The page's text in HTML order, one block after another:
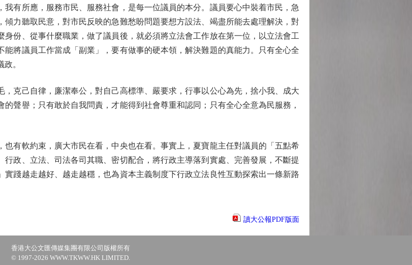
有所應，服務市民、服務社會，是每一位議員的本分。議員要心中裝着市民，急
力聽取民意，對市民反映的急難愁盼問題要想方設法、竭盡所能去處理解決，對
份、從事什麼職業，做了議員後，就必須將立法會工作放在第一位，以立法會工
將議員工作當成「副業」，要有做事的硬本領，解決難題的真能力。只有全心全
。
克己自律，廉潔奉公，對自己高標準、嚴要求，行事以公心為先，捨小我、成大
聲譽；只有敢於自我問責，才能得到社會尊重和認同；只有全心全意為民服務，
有軟約束，廣大市民在看，中央也在看。事實上，夏寶龍主任對議員的「五點希
政、立法、司法各司其職、密切配合，將行政主導落到實處、完善發展，不斷提
實踐越走越好、越走越穩，也為資本主義制度下行政立法良性互動探索出一條新路
讀大公報PDF版面
香港大公文匯傳媒集團有限公司版權所有
© 1997-2026 WWW.TKWW.HK LIMITED.